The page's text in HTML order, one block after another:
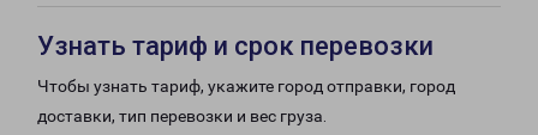
Узнать тариф и срок перевозки
Чтобы узнать тариф, укажите город отправки, город
доставки, тип перевозки и вес груза.